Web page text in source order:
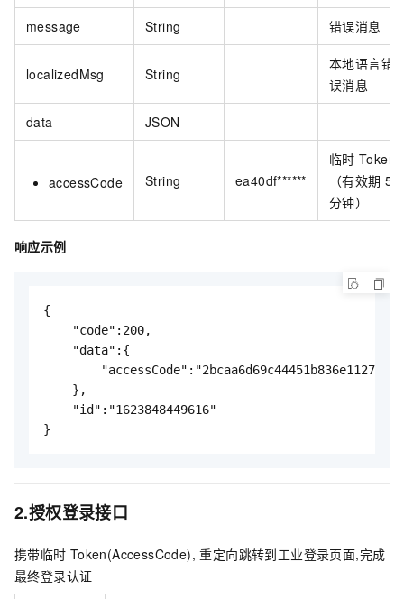
message String 错误消息
localizedMsg String
本地语言错
误消息
data JSON
accessCode String ea40df******
临时 Token
（有效期 5
分钟）
响应示例
{
    "code":200,
    "data":{
    },
    "id":"1623848449616"
}
2.授权登录接口
携带临时 Token(AccessCode), 重定向跳转到工业登录页面,完成
最终登录认证